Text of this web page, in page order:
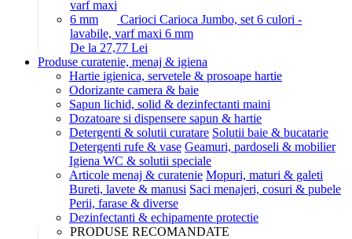
Carioci Carioca Jumbo, set 6 culori -
lavabile, varf maxi 6 mm
De la 27,77 Lei
Produse curatenie, menaj & igiena
Hartie igienica, servetele & prosoape hartie
Odorizante camera & baie
Sapun lichid, solid & dezinfectanti maini
Dozatoare si dispensere sapun & hartie
Detergenti & solutii curatare Solutii baie & bucatarie
Detergenti rufe & vase Geamuri, pardoseli & mobilier
Igiena WC & solutii speciale
Articole menaj & curatenie Mopuri, maturi & galeti
Bureti, lavete & manusi Saci menajeri, cosuri & pubele
Perii, farase & diverse
Dezinfectanti & echipamente protectie
PRODUSE RECOMANDATE